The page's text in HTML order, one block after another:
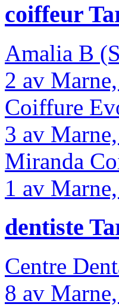
coiffeur
Amalia B
2 av
Coiffure
3 av
Miranda
1 av
dentiste
Centre
8 av